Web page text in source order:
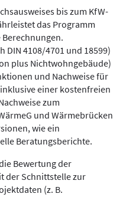
bis zum KfW-
das Programm
DIN 4108/4701 und 18599)
plus Nichtwohngebäude)
und Nachweise für
einer kostenfreien
zum
und Wärmebrücken
wie ein
Beratungsberichte.
Bewertung der
der Schnittstelle zur
(z. B.